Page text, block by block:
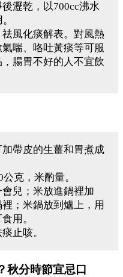
瀝乾，以700cc沸水
風化痰解表。對風熱
喘、咯吐黃痰等可服
腸胃不好的人不宜飲
帶皮的生薑和胃煮成
克，米酌量。
兒；米放進鍋裡加
；米鍋放到爐上，用
用。
止咳。
秋分時節宜忌口